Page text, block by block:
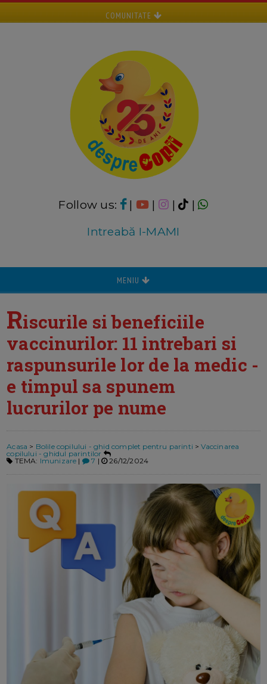
COMUNITATE
Follow us: | | |
|
Intreabă I-MAMI
MENIU
Riscurile si beneficiile
vaccinurilor: 11 intrebari si
raspunsurile lor de la medic -
e timpul sa spunem
lucrurilor pe nume
Acasa > Bolile copilului - ghid complet pentru parinti >Vaccinarea
copilului - ghidul parintilor
TEMA: Imunizare | 7 | 26/12/2024